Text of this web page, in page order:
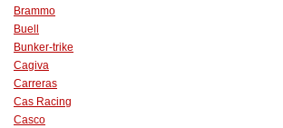
Brammo
Buell
Bunker-trike
Cagiva
Carreras
Cas Racing
Casco